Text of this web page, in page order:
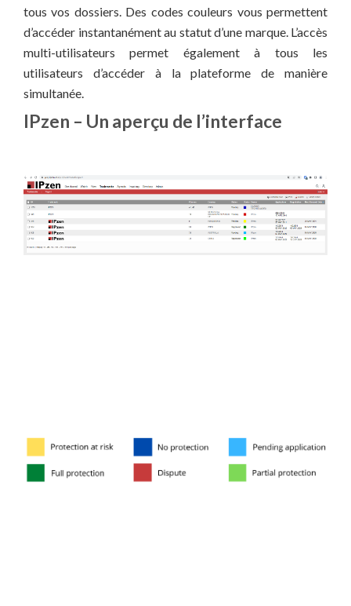
tous vos dossiers. Des codes couleurs vous permettent
d’accéder instantanément au statut d’une marque. L’accès
multi-utilisateurs permet également à tous les
utilisateurs d’accéder à la plateforme de manière
simultanée.
IPzen – Un aperçu de l’interface